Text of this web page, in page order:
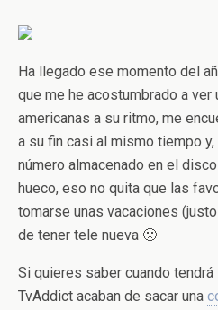
Ha llegado ese momento del
que me he acostumbrado a ver
americanas a su ritmo, me
a su fin casi al mismo tiempo
número almacenado en el
hueco, eso no quita que las
tomarse unas vacaciones
de tener tele nueva 🙁
Si quieres saber cuando
TvAddict acaban de sacar una